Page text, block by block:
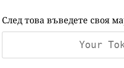
След това въведете своя